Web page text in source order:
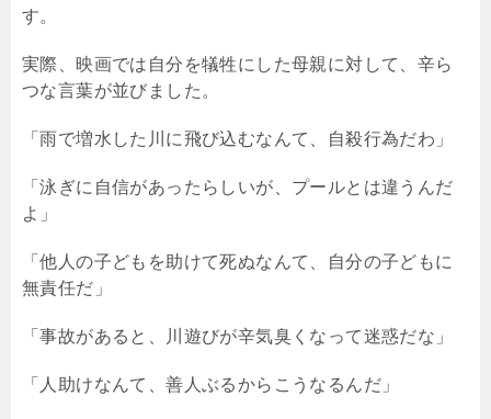
す。
実際、映画では自分を犠牲にした母親に対して、辛ら
つな言葉が並びました。
「雨で増水した川に飛び込むなんて、自殺行為だわ」
「泳ぎに自信があったらしいが、プールとは違うんだ
よ」
「他人の子どもを助けて死ぬなんて、自分の子どもに
無責任だ」
「事故があると、川遊びが辛気臭くなって迷惑だな」
「人助けなんて、善人ぶるからこうなるんだ」